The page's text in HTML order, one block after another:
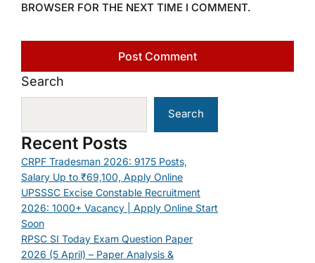
BROWSER FOR THE NEXT TIME I COMMENT.
Search
Search
Recent Posts
CRPF Tradesman 2026: 9175 Posts,
Salary Up to ₹69,100, Apply Online
UPSSSC Excise Constable Recruitment
2026: 1000+ Vacancy | Apply Online Start
Soon
RPSC SI Today Exam Question Paper
2026 (5 April) – Paper Analysis &